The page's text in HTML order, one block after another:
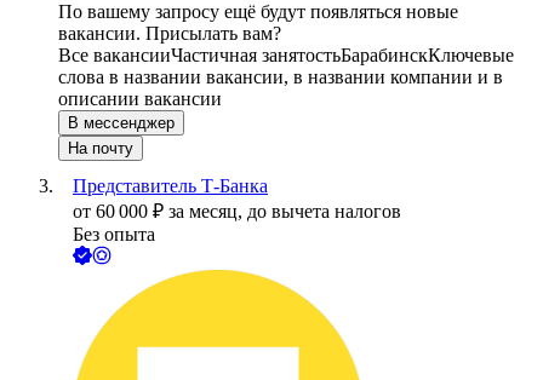
По вашему запросу ещё будут появляться новые
вакансии. Присылать вам?
Все вакансииЧастичная занятостьБарабинскКлючевые
слова в названии вакансии, в названии компании и в
описании вакансии
В мессенджер
На почту
Представитель Т-Банка
от 60 000 ₽ за месяц, до вычета налогов
Без опыта